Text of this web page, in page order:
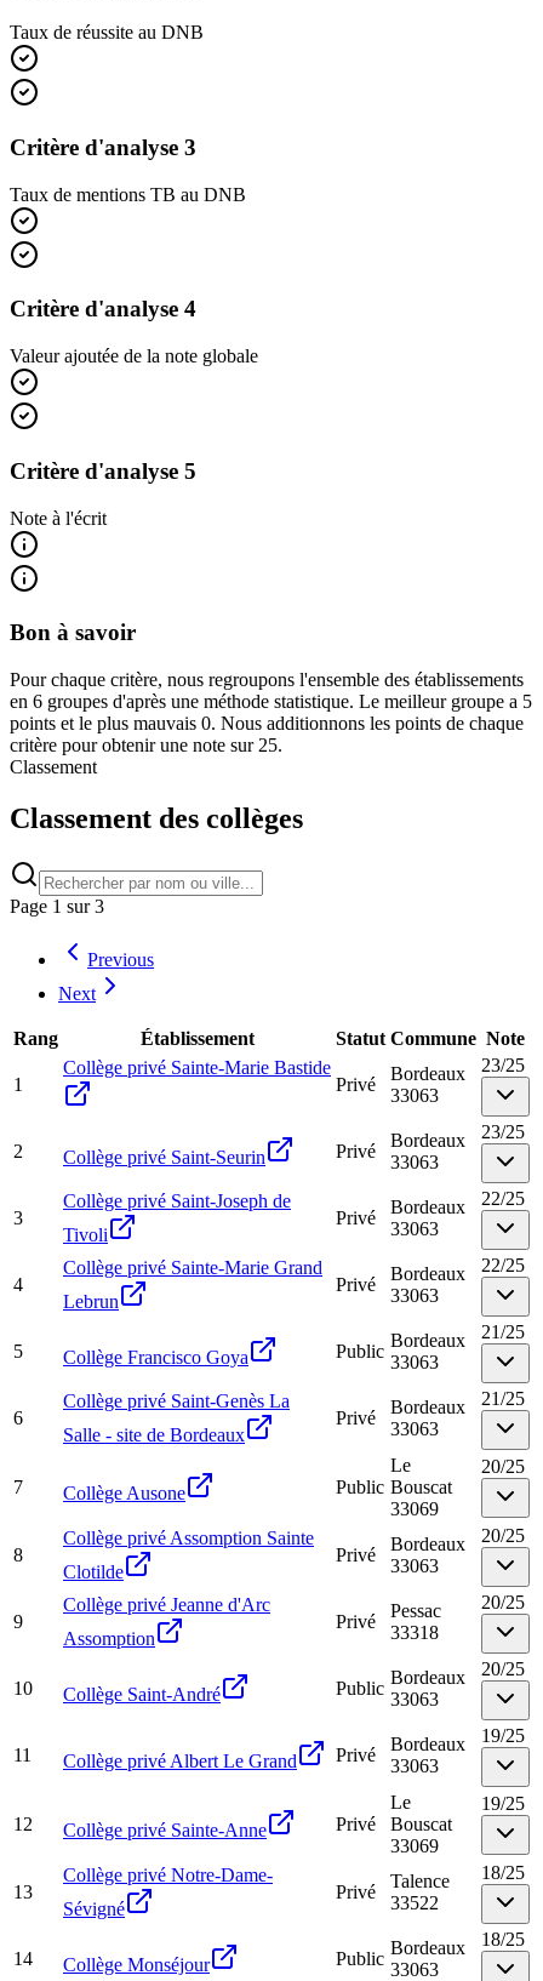
Taux de réussite au DNB
Critère d'analyse 3
Taux de mentions TB au DNB
Critère d'analyse 4
Valeur ajoutée de la note globale
Critère d'analyse 5
Note à l'écrit
Bon à savoir
Pour chaque critère, nous regroupons l'ensemble des établissements
en 6 groupes d'après une méthode statistique. Le meilleur groupe a 5
points et le plus mauvais 0. Nous additionnons les points de chaque
critère pour obtenir une note sur 25.
Classement
Classement des collèges
Page 1 sur3
Previous
Next
Rang Établissement Statut Commune Note
1
Collège privé Sainte-Marie Bastide
Privé
Bordeaux
33063
23/25
2 Collège privé Saint-Seurin Privé
Bordeaux
33063
23/25
3
Collège privé Saint-Joseph de
Tivoli
Privé
Bordeaux
33063
22/25
4
Collège privé Sainte-Marie Grand
Lebrun
Privé
Bordeaux
33063
22/25
5 Collège Francisco Goya Public
Bordeaux
33063
21/25
6
Collège privé Saint-Genès La
Salle - site de Bordeaux
Privé
Bordeaux
33063
21/25
7 Collège Ausone Public
Le
Bouscat
33069
20/25
8
Collège privé Assomption Sainte
Clotilde
Privé
Bordeaux
33063
20/25
9
Collège privé Jeanne d'Arc
Assomption
Privé
Pessac
33318
20/25
10 Collège Saint-André Public
Bordeaux
33063
20/25
11 Collège privé Albert Le Grand Privé
Bordeaux
33063
19/25
12 Collège privé Sainte-Anne Privé
Le
Bouscat
33069
19/25
13
Collège privé Notre-Dame-
Sévigné
Privé
Talence
33522
18/25
14 Collège Monséjour Public
Bordeaux
33063
18/25